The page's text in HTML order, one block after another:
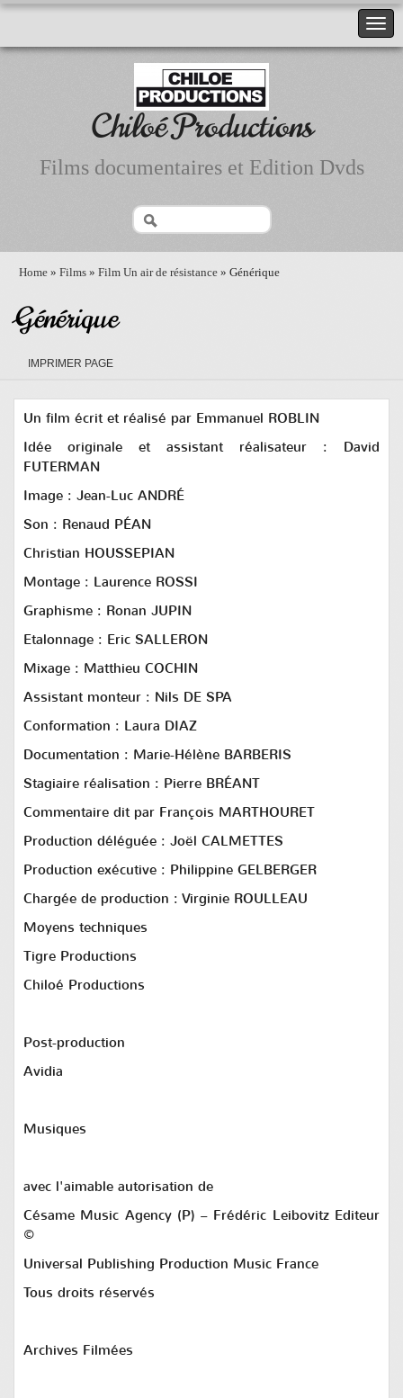
Chiloé Productions
Films documentaires et Edition Dvds
Home » Films » Film Un air de résistance » Générique
Générique
IMPRIMER PAGE
Un film écrit et réalisé par Emmanuel ROBLIN
Idée originale et assistant réalisateur : David
FUTERMAN
Image : Jean-Luc ANDRÉ
Son : Renaud PÉAN
Christian HOUSSEPIAN
Montage : Laurence ROSSI
Graphisme : Ronan JUPIN
Etalonnage : Eric SALLERON
Mixage : Matthieu COCHIN
Assistant monteur : Nils DE SPA
Conformation : Laura DIAZ
Documentation : Marie-Hélène BARBERIS
Stagiaire réalisation : Pierre BRÉANT
Commentaire dit par François MARTHOURET
Production déléguée : Joël CALMETTES
Production exécutive : Philippine GELBERGER
Chargée de production : Virginie ROULLEAU
Moyens techniques
Tigre Productions
Chiloé Productions
Post-production
Avidia
Musiques
avec l'aimable autorisation de
Césame Music Agency (P) – Frédéric Leibovitz Editeur
©
Universal Publishing Production Music France
Tous droits réservés
Archives Filmées